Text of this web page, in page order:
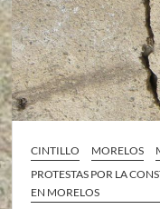
CINTILLO MORELOS
PROTESTAS POR LA
EN MORELOS